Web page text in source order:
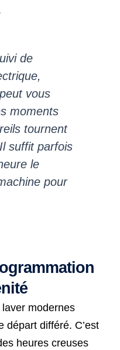
de
vous
moments
tournent
suffit parfois
le
pour
modernes
départ différé. C’est
heures creuses